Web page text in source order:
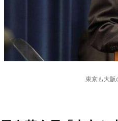
東京も大阪